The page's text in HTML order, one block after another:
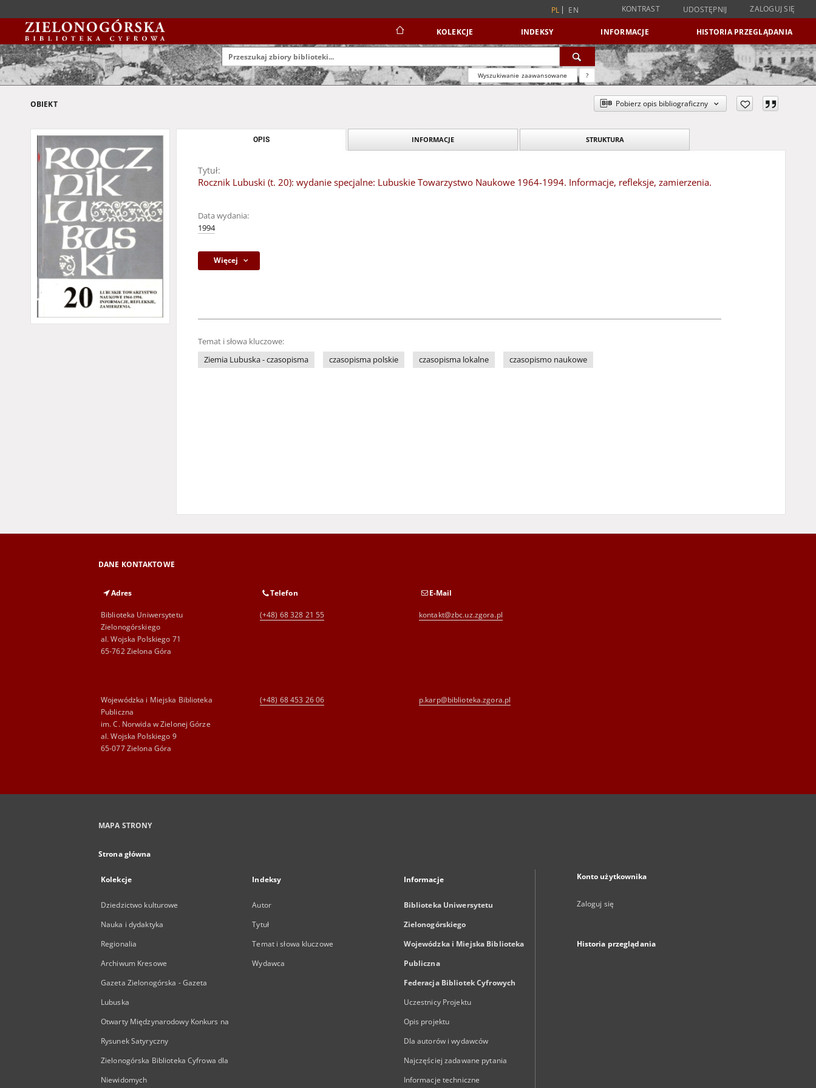
PL EN KONTRAST UDOSTĘPNIJ ZALOGUJ SIĘ
KOLEKCJE INDEKSY INFORMACJE HISTORIA PRZEGLĄDANIA
Wyszukiwanie zaawansowane ?
OBIEKT Pobierz opis bibliograficzny
OPIS INFORMACJE STRUKTURA
Tytuł:
Rocznik Lubuski (t. 20): wydanie specjalne: Lubuskie Towarzystwo Naukowe 1964-1994. Informacje, refleksje, zamierzenia.
Data wydania:
1994
Więcej
Temat i słowa kluczowe:
Ziemia Lubuska - czasopisma
czasopisma polskie czasopisma lokalne czasopismo naukowe
DANE KONTAKTOWE
Adres
Biblioteka Uniwersytetu
Zielonogórskiego
al. Wojska Polskiego 71
65-762 Zielona Góra
Telefon
(+48) 68 328 21 55
E-Mail
kontakt@zbc.uz.zgora.pl
Wojewódzka i Miejska Biblioteka
Publiczna
im. C. Norwida w Zielonej Górze
al. Wojska Polskiego 9
65-077 Zielona Góra
(+48) 68 453 26 06 p.karp@biblioteka.zgora.pl
MAPA STRONY
Strona główna
Kolekcje
Dziedzictwo kulturowe
Nauka i dydaktyka
Regionalia
Archiwum Kresowe
Gazeta Zielonogórska - Gazeta
Lubuska
Otwarty Międzynarodowy Konkurs na
Rysunek Satyryczny
Zielonogórska Biblioteka Cyfrowa dla
Niewidomych
Indeksy
Autor
Tytuł
Temat i słowa kluczowe
Wydawca
Informacje
Biblioteka Uniwersytetu
Zielonogórskiego
Wojewódzka i Miejska Biblioteka
Publiczna
Federacja Bibliotek Cyfrowych
Uczestnicy Projektu
Opis projektu
Dla autorów i wydawców
Najczęściej zadawane pytania
Informacje techniczne
Konto użytkownika
Zaloguj się
Historia przeglądania